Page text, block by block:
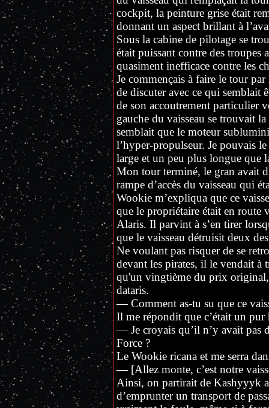
cockpit, la peinture grise était
donnant un aspect brillant à
Sous la cabine de pilotage se
était puissant contre des troupes
quasiment inefficace contre les
Je commençais à faire le tour
de discuter avec ce qui semblait
de son accoutrement particulier
gauche du vaisseau se trouvait
semblait que le moteur
l’hyper-propulseur. Je pouvais
large et un peu plus longue que
Mon tour terminé, le gran avait
rampe d’accès du vaisseau qui
Wookie m’expliqua que ce
que le propriétaire était en route
Alaris. Il parvint à s’en tirer
que le vaisseau détruisit deux
Ne voulant pas risquer de se
devant les pirates, il le vendait à
qu'un vingtième du prix
dataris.
— Comment as-tu su que ce
Il me répondit que c’était un pur
— Je croyais qu’il n’y avait pas
Force ?
Le Wookie ricana et me serra
— [Allez monte, c’est notre
Ainsi, on partirait de Kashyyyk
d’emprunter un transport de